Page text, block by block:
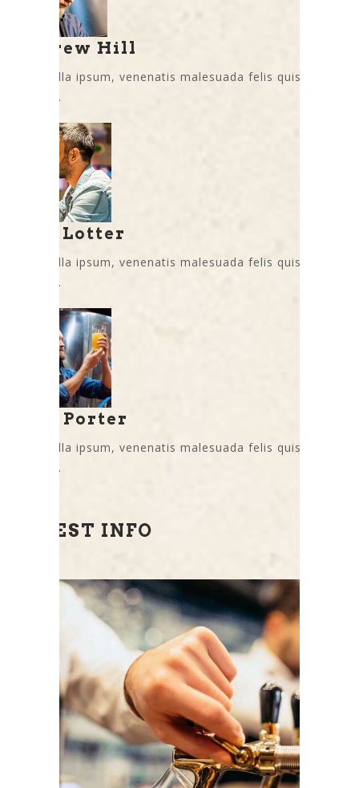
Andrew Hill
Nam nulla ipsum, venenatis malesuada felis quis,
ultricies.
Rick Lotter
Nam nulla ipsum, venenatis malesuada felis quis,
ultricies.
Lory Porter
Nam nulla ipsum, venenatis malesuada felis quis,
ultricies.
LATEST INFO